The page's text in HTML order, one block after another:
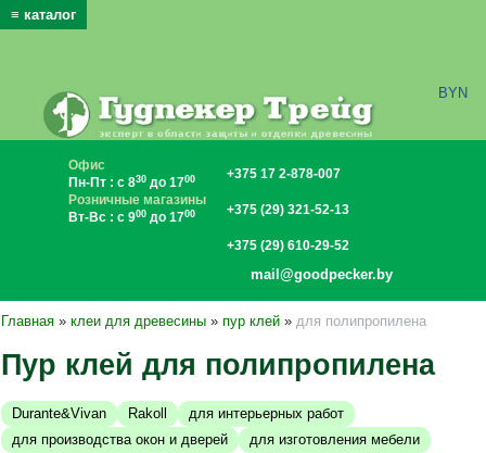
x
≡ каталог
BYN
Офис
Пн-Пт : с 830 до 1700
Розничные магазины
Вт-Вс : с 900 до 1700
+375 17 2-878-007
+375 (29) 321-52-13
+375 (29) 610-29-52
mail@goodpecker.by
Главная » клеи для древесины » пур клей » для полипропилена
Пур клей для полипропилена
Durante&Vivan Rakoll
для интерьерных работ
для производства окон и дверей
для изготовления мебели